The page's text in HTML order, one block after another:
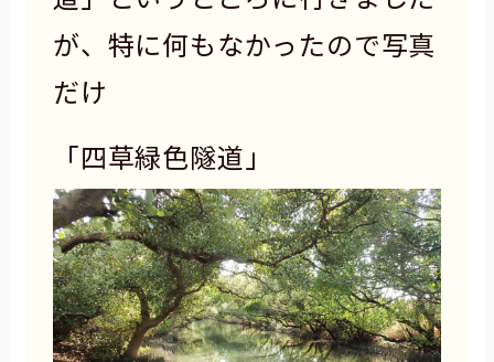
が、特に何もなかったので写真
だけ
「四草緑色隧道」